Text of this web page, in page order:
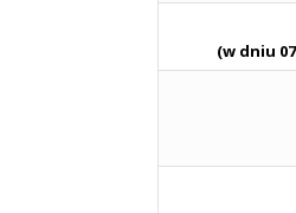
(w dniu